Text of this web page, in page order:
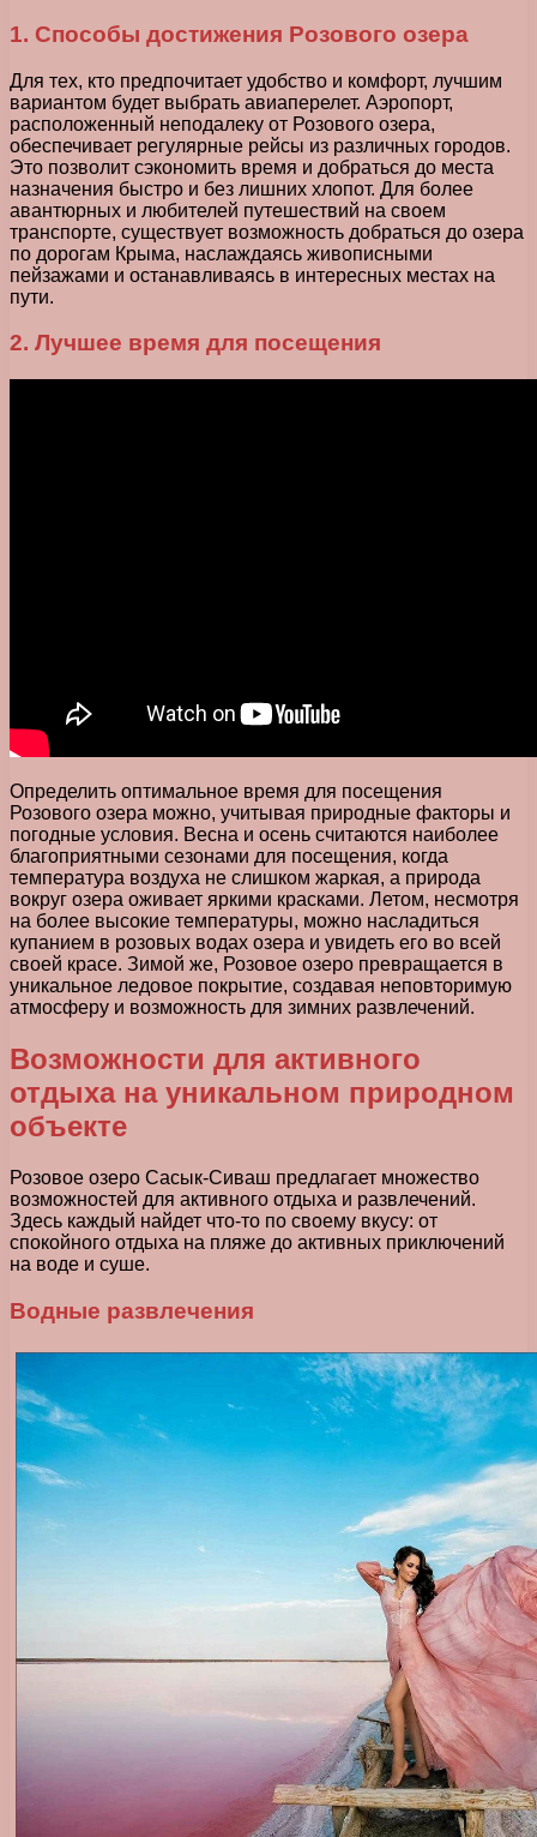
1. Способы достижения Розового озера
Для тех, кто предпочитает удобство и комфорт, лучшим
вариантом будет выбрать авиаперелет. Аэропорт,
расположенный неподалеку от Розового озера,
обеспечивает регулярные рейсы из различных городов.
Это позволит сэкономить время и добраться до места
назначения быстро и без лишних хлопот. Для более
авантюрных и любителей путешествий на своем
транспорте, существует возможность добраться до озера
по дорогам Крыма, наслаждаясь живописными
пейзажами и останавливаясь в интересных местах на
пути.
2. Лучшее время для посещения
Определить оптимальное время для посещения
Розового озера можно, учитывая природные факторы и
погодные условия. Весна и осень считаются наиболее
благоприятными сезонами для посещения, когда
температура воздуха не слишком жаркая, а природа
вокруг озера оживает яркими красками. Летом, несмотря
на более высокие температуры, можно насладиться
купанием в розовых водах озера и увидеть его во всей
своей красе. Зимой же, Розовое озеро превращается в
уникальное ледовое покрытие, создавая неповторимую
атмосферу и возможность для зимних развлечений.
Возможности для активного
отдыха на уникальном природном
объекте
Розовое озеро Сасык-Сиваш предлагает множество
возможностей для активного отдыха и развлечений.
Здесь каждый найдет что-то по своему вкусу: от
спокойного отдыха на пляже до активных приключений
на воде и суше.
Водные развлечения